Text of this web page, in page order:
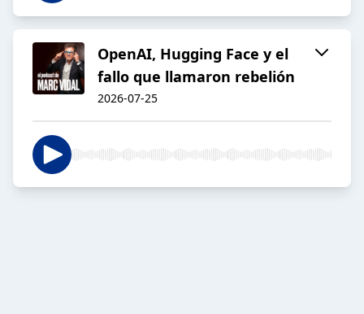
OpenAI, Hugging Face y el
fallo que llamaron rebelión
2026-07-25